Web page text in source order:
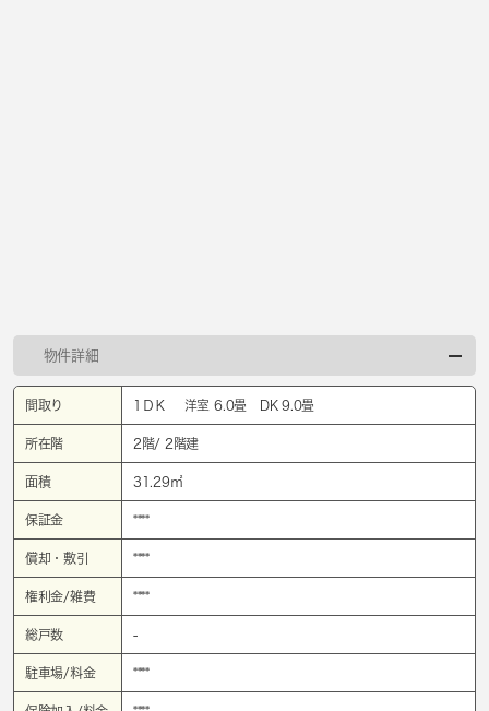
物件詳細
間取り 1ＤＫ 洋室 6.0畳 DK 9.0畳
所在階 2階/ 2階建
面積 31.29㎡
保証金 ****
償却・敷引 ****
権利金/雑費 ****
総戸数 -
駐車場/料金 ****